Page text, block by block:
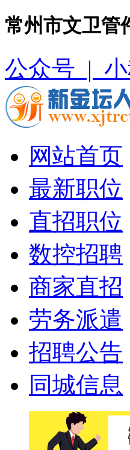
常州市文卫管
公众号 |
网站首页
最新职位
直招职位
数控招聘
商家直招
劳务派遣
招聘公告
同城信息